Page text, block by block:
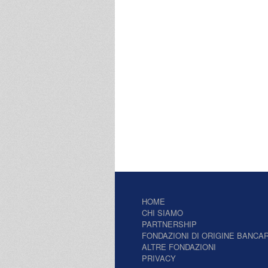
HOME
CHI SIAMO
PARTNERSHIP
FONDAZIONI DI ORIGINE
ALTRE FONDAZIONI
PRIVACY